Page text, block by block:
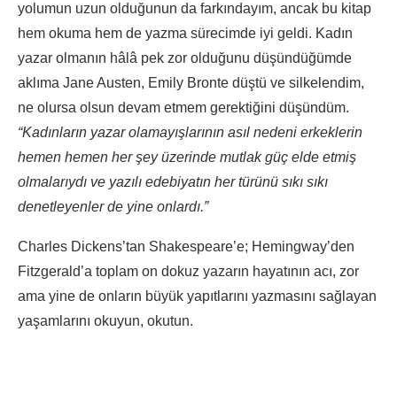
yolumun uzun olduğunun da farkındayım, ancak bu kitap
hem okuma hem de yazma sürecimde iyi geldi. Kadın
yazar olmanın hâlâ pek zor olduğunu düşündüğümde
aklıma Jane Austen, Emily Bronte düştü ve silkelendim,
ne olursa olsun devam etmem gerektiğini düşündüm.
“Kadınların yazar olamayışlarının asıl nedeni erkeklerin
hemen hemen her şey üzerinde mutlak güç elde etmiş
olmalarıydı ve yazılı edebiyatın her türünü sıkı sıkı
denetleyenler de yine onlardı.”
Charles Dickens’tan Shakespeare’e; Hemingway’den
Fitzgerald’a toplam on dokuz yazarın hayatının acı, zor
ama yine de onların büyük yapıtlarını yazmasını sağlayan
yaşamlarını okuyun, okutun.